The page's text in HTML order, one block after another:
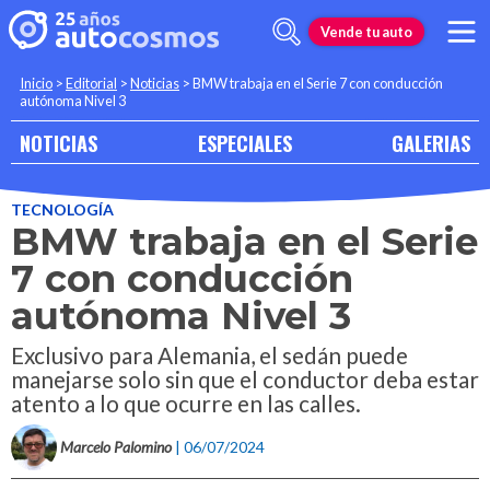
Vende tu auto
Inicio >Editorial >Noticias >BMW trabaja en el Serie 7 con conducción
autónoma Nivel 3
NOTICIAS ESPECIALES GALERIAS
TECNOLOGÍA
BMW trabaja en el Serie
7 con conducción
autónoma Nivel 3
Exclusivo para Alemania, el sedán puede
manejarse solo sin que el conductor deba estar
atento a lo que ocurre en las calles.
Marcelo Palomino | 06/07/2024